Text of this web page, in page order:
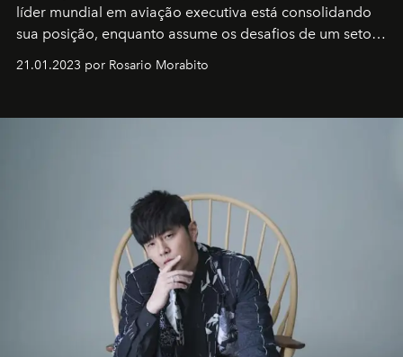
líder mundial em aviação executiva está consolidando
sua posição, enquanto assume os desafios de um setor
21.01.2023 por Rosario Morabito